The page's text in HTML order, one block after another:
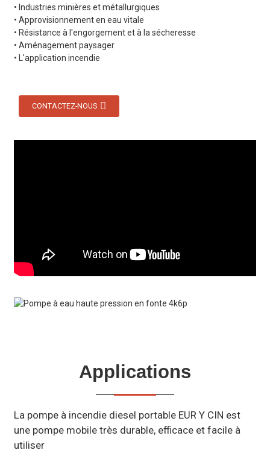
• Industries minières et métallurgiques
• Approvisionnement en eau vitale
• Résistance à l'engorgement et à la sécheresse
• Aménagement paysager
• L'application incendie
CONTACTEZ-NOUS
Applications
La pompe à incendie diesel portable EUR Y CIN est
une pompe mobile très durable, efficace et facile à
utiliser